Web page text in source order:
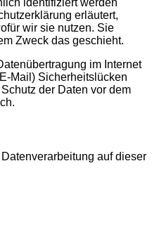
erläutert,
wir sie nutzen. Sie
Zweck das geschieht.
im Internet
Mail) Sicherheitslücken
der Daten vor dem
auf dieser